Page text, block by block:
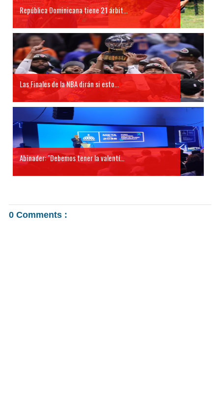
República Dominicana tiene 21 árbit...
Las Finales de la NBA dirán si esto...
Abinader: "Debemos tener la valentí...
0 Comments :